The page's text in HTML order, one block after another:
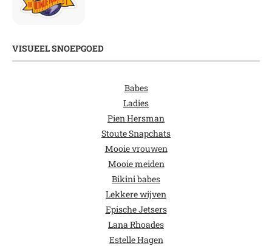
VISUEEL SNOEPGOED
Babes
Ladies
Pien Hersman
Stoute Snapchats
Mooie vrouwen
Mooie meiden
Bikini babes
Lekkere wijven
Epische Jetsers
Lana Rhoades
Estelle Hagen